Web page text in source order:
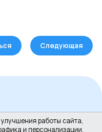
работы сайта,
и персонализации.
Следующая